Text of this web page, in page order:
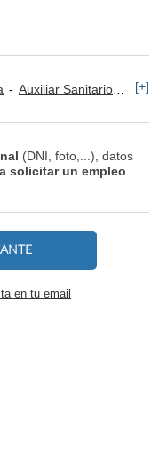
Auxiliar Sanitario [+]
(DNI, foto,...), datos
solicitar un empleo
en tu email